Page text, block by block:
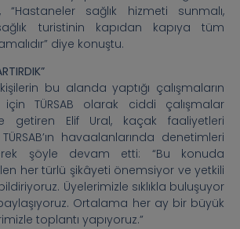
sağlık hizmeti sunmalı,
turistinin kapıdan kapıya tüm
diye konuştu.
bu alanda yaptığı çalışmaların
TÜRSAB olarak ciddi çalışmalar
getiren Elif Ural, kaçak faaliyetleri
havaalanlarında denetimleri
şöyle devam etti: “Bu konuda
her türlü şikâyeti önemsiyor ve yetkili
Üyelerimizle sıklıkla buluşuyor
Ortalama her ay bir büyük
toplantı yapıyoruz.”